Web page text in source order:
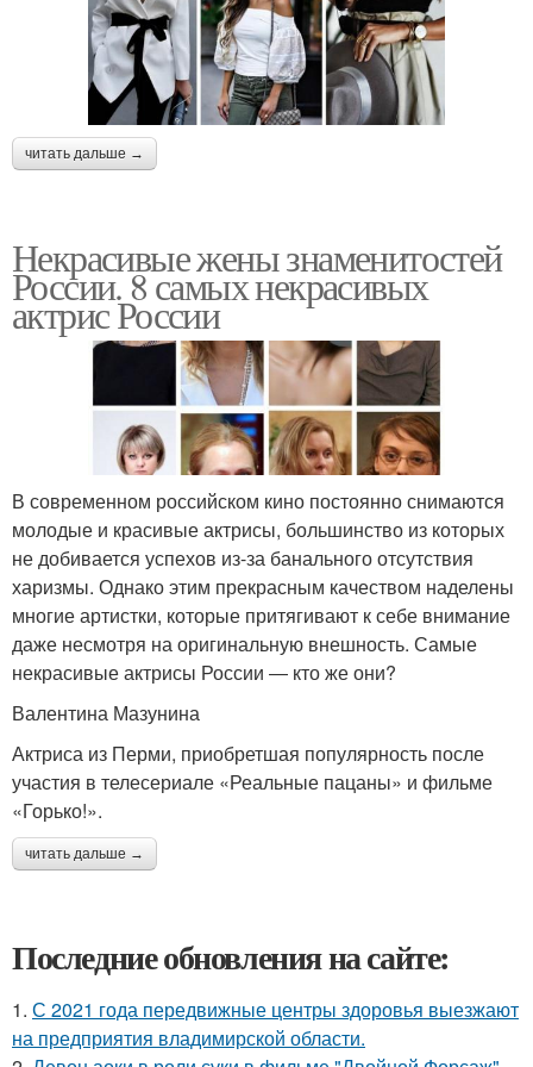
читать дальше →
Некрасивые жены знаменитостей
России. 8 самых некрасивых
актрис России
В современном российском кино постоянно снимаются
молодые и красивые актрисы, большинство из которых
не добивается успехов из-за банального отсутствия
харизмы. Однако этим прекрасным качеством наделены
многие артистки, которые притягивают к себе внимание
даже несмотря на оригинальную внешность. Самые
некрасивые актрисы России ― кто же они?
Валентина Мазунина
Актриса из Перми, приобретшая популярность после
участия в телесериале «Реальные пацаны» и фильме
«Горько!».
читать дальше →
Последние обновления на сайте:
1. С 2021 года передвижные центры здоровья выезжают
на предприятия владимирской области.